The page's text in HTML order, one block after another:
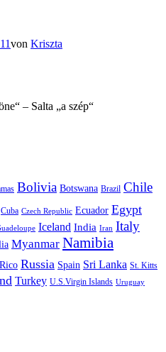
von Kriszta
– Salta „a szép“
Bolivia Botswana Brazil Chile
Cuba Czech Republic Ecuador Egypt
Iceland India Iran Italy
Myanmar Namibia
Russia Spain Sri Lanka St. Kitts
Turkey U.S.Virgin Islands Uruguay